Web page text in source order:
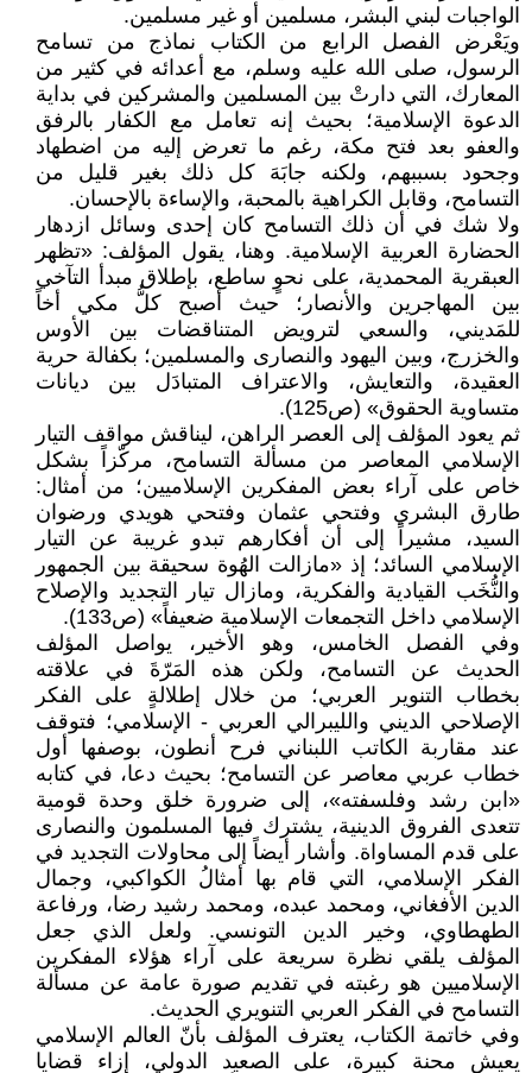
الواجبات لبني البشر، مسلمين أو غير مسلمين.
ويَعْرض الفصل الرابع من الكتاب نماذج من تسامح
الرسول، صلى الله عليه وسلم، مع أعدائه في كثير من
المعارك، التي دارتْ بين المسلمين والمشركين في بداية
الدعوة الإسلامية؛ بحيث إنه تعامل مع الكفار بالرفق
والعفو بعد فتح مكة، رغم ما تعرض إليه من اضطهاد
وجحود بسببهم، ولكنه جابَهَ كل ذلك بغير قليل من
التسامح، وقابل الكراهية بالمحبة، والإساءة بالإحسان.
ولا شك في أن ذلك التسامح كان إحدى وسائل ازدهار
الحضارة العربية الإسلامية. وهنا، يقول المؤلف: «تظهر
العبقرية المحمدية، على نحوٍ ساطع، بإطلاق مبدأ التآخي
بين المهاجرين والأنصار؛ حيث أصبح كلُّ مكي أخاً
للمَديني، والسعي لترويض المتناقضات بين الأوس
والخزرج، وبين اليهود والنصارى والمسلمين؛ بكفالة حرية
العقيدة، والتعايش، والاعتراف المتبادَل بين ديانات
متساوية الحقوق» (ص125).
ثم يعود المؤلف إلى العصر الراهن، ليناقش مواقف التيار
الإسلامي المعاصر من مسألة التسامح، مركّزاً بشكل
خاص على آراء بعض المفكرين الإسلاميين؛ من أمثال:
طارق البشري وفتحي عثمان وفتحي هويدي ورضوان
السيد، مشيراً إلى أن أفكارهم تبدو غريبة عن التيار
الإسلامي السائد؛ إذ «مازالت الهُوة سحيقة بين الجمهور
والنُّخَب القيادية والفكرية، ومازال تيار التجديد والإصلاح
الإسلامي داخل التجمعات الإسلامية ضعيفاً» (ص133).
وفي الفصل الخامس، وهو الأخير، يواصل المؤلف
الحديث عن التسامح، ولكن هذه المَرّةَ في علاقته
بخطاب التنوير العربي؛ من خلال إطلالةٍ على الفكر
الإصلاحي الديني والليبرالي العربي - الإسلامي؛ فتوقف
عند مقاربة الكاتب اللبناني فرح أنطون، بوصفها أول
خطاب عربي معاصر عن التسامح؛ بحيث دعا، في كتابه
«ابن رشد وفلسفته»، إلى ضرورة خلق وحدة قومية
تتعدى الفروق الدينية، يشترك فيها المسلمون والنصارى
على قدم المساواة. وأشار أيضاً إلى محاولات التجديد في
الفكر الإسلامي، التي قام بها أمثالُ الكواكبي، وجمال
الدين الأفغاني، ومحمد عبده، ومحمد رشيد رضا، ورفاعة
الطهطاوي، وخير الدين التونسي. ولعل الذي جعل
المؤلف يلقي نظرة سريعة على آراء هؤلاء المفكرين
الإسلاميين هو رغبته في تقديم صورة عامة عن مسألة
التسامح في الفكر العربي التنويري الحديث.
وفي خاتمة الكتاب، يعترف المؤلف بأنّ العالم الإسلامي
يعيش محنة كبيرة، على الصعيد الدولي، إزاء قضايا